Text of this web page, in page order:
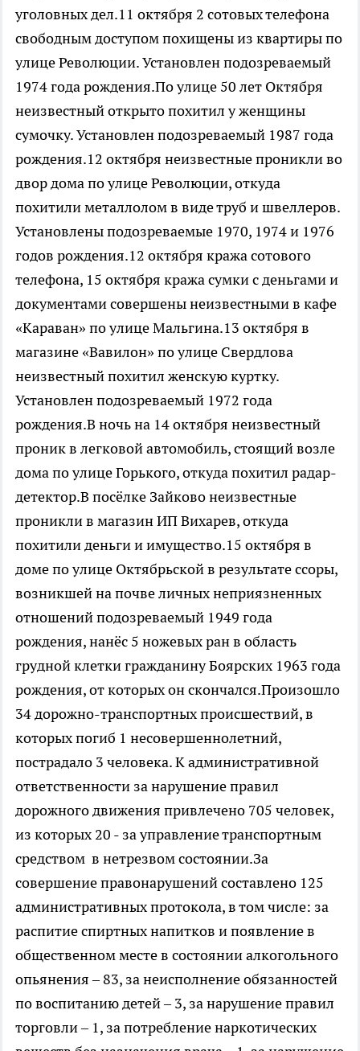
уголовных дел.11 октября 2 сотовых телефона
свободным доступом похищены из квартиры по
улице Революции. Установлен подозреваемый
1974 года рождения.По улице 50 лет Октября
неизвестный открыто похитил у женщины
сумочку. Установлен подозреваемый 1987 года
рождения.12 октября неизвестные проникли во
двор дома по улице Революции, откуда
похитили металлолом в виде труб и швеллеров.
Установлены подозреваемые 1970, 1974 и 1976
годов рождения.12 октября кража сотового
телефона, 15 октября кража сумки с деньгами и
документами совершены неизвестными в кафе
«Караван» по улице Мальгина.13 октября в
магазине «Вавилон» по улице Свердлова
неизвестный похитил женскую куртку.
Установлен подозреваемый 1972 года
рождения.В ночь на 14 октября неизвестный
проник в легковой автомобиль, стоящий возле
дома по улице Горького, откуда похитил радар-
детектор.В посёлке Зайково неизвестные
проникли в магазин ИП Вихарев, откуда
похитили деньги и имущество.15 октября в
доме по улице Октябрьской в результате ссоры,
возникшей на почве личных неприязненных
отношений подозреваемый 1949 года
рождения, нанёс 5 ножевых ран в область
грудной клетки гражданину Боярских 1963 года
рождения, от которых он скончался.Произошло
34 дорожно-транспортных происшествий, в
которых погиб 1 несовершеннолетний,
пострадало 3 человека. К административной
ответственности за нарушение правил
дорожного движения привлечено 705 человек,
из которых 20 - за управление транспортным
средством в нетрезвом состоянии.За
совершение правонарушений составлено 125
административных протокола, в том числе: за
распитие спиртных напитков и появление в
общественном месте в состоянии алкогольного
опьянения – 83, за неисполнение обязанностей
по воспитанию детей – 3, за нарушение правил
торговли – 1, за потребление наркотических